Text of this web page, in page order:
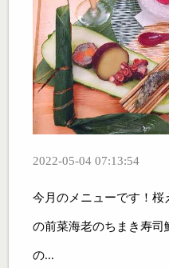
2022-05-04 07:13:54
今月のメニューです！桜
の前菜海老のちまき寿
の...